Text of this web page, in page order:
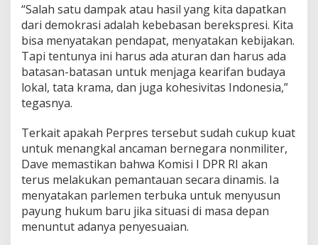
“Salah satu dampak atau hasil yang kita dapatkan
dari demokrasi adalah kebebasan berekspresi. Kita
bisa menyatakan pendapat, menyatakan kebijakan.
Tapi tentunya ini harus ada aturan dan harus ada
batasan-batasan untuk menjaga kearifan budaya
lokal, tata krama, dan juga kohesivitas Indonesia,”
tegasnya.
Terkait apakah Perpres tersebut sudah cukup kuat
untuk menangkal ancaman bernegara nonmiliter,
Dave memastikan bahwa Komisi I DPR RI akan
terus melakukan pemantauan secara dinamis. Ia
menyatakan parlemen terbuka untuk menyusun
payung hukum baru jika situasi di masa depan
menuntut adanya penyesuaian.